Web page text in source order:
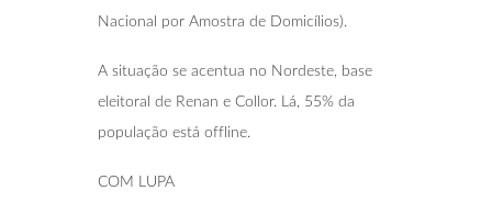
Nacional por Amostra de Domicílios).
A situação se acentua no Nordeste, base
eleitoral de Renan e Collor. Lá, 55% da
população está offline.
COM LUPA